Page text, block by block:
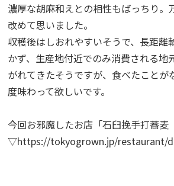
濃厚な胡麻和えとの相性もばっちり。
改めて思いました。
収穫後はしおれやすいそうで、長距離
かず、生産地付近でのみ消費される地
がれてきたそうですが、食べたことが
度味わって欲しいです。
今回お邪魔したお店「石臼挽手打蕎麦
▽https://tokyogrown.jp/restaurant/